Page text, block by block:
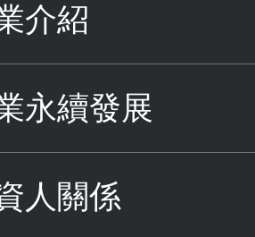
介紹
永續發展
人關係